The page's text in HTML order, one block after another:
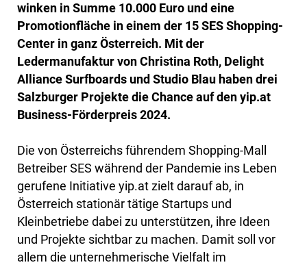
winken in Summe 10.000 Euro und eine
Promotionfläche in einem der 15 SES Shopping-
Center in ganz Österreich. Mit der
Ledermanufaktur von Christina Roth, Delight
Alliance Surfboards und Studio Blau haben drei
Salzburger Projekte die Chance auf den yip.at
Business-Förderpreis 2024.
Die von Österreichs führendem Shopping-Mall
Betreiber SES während der Pandemie ins Leben
gerufene Initiative yip.at zielt darauf ab, in
Österreich stationär tätige Startups und
Kleinbetriebe dabei zu unterstützen, ihre Ideen
und Projekte sichtbar zu machen. Damit soll vor
allem die unternehmerische Vielfalt im